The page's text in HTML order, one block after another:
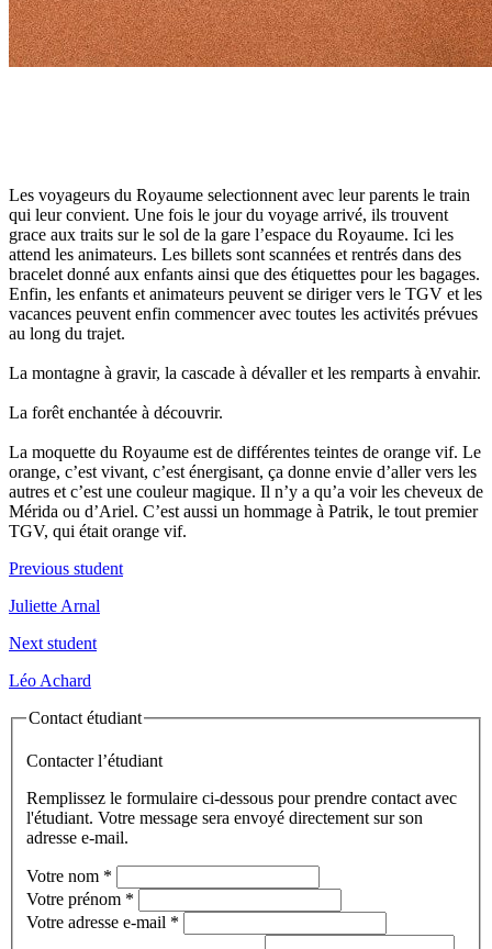
Les voyageurs du Royaume selectionnent avec leur parents le train
qui leur convient. Une fois le jour du voyage arrivé, ils trouvent
grace aux traits sur le sol de la gare l’espace du Royaume. Ici les
attend les animateurs. Les billets sont scannées et rentrés dans des
bracelet donné aux enfants ainsi que des étiquettes pour les bagages.
Enfin, les enfants et animateurs peuvent se diriger vers le TGV et les
vacances peuvent enfin commencer avec toutes les activités prévues
au long du trajet.
La montagne à gravir, la cascade à dévaller et les remparts à envahir.
La forêt enchantée à découvrir.
La moquette du Royaume est de différentes teintes de orange vif. Le
orange, c’est vivant, c’est énergisant, ça donne envie d’aller vers les
autres et c’est une couleur magique. Il n’y a qu’a voir les cheveux de
Mérida ou d’Ariel. C’est aussi un hommage à Patrik, le tout premier
TGV, qui était orange vif.
Previous student
Juliette Arnal
Next student
Léo Achard
Contact étudiant
Contacter l’étudiant
Remplissez le formulaire ci-dessous pour prendre contact avec
l'étudiant. Votre message sera envoyé directement sur son
adresse e-mail.
Votre nom *
Votre prénom *
Votre adresse e-mail *